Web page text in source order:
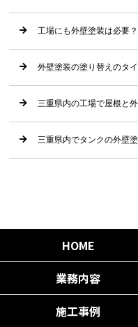
工場にも外壁塗装は必要
外壁塗装の塗り替えのタ
三重県内の工場で屋根と
三重県内でタンクの外壁
HOME
業務内容
施工事例